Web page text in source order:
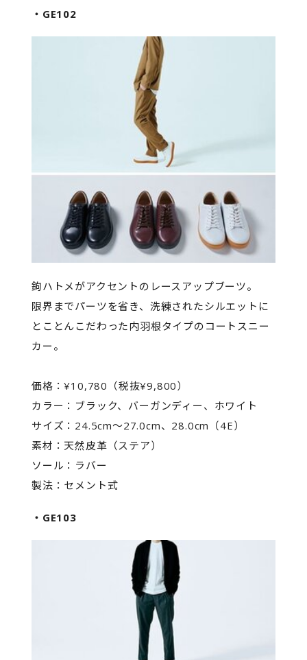
・GE102
鉤ハトメがアクセントのレースアップブーツ。
限界までパーツを省き、洗練されたシルエットに
とことんこだわった内羽根タイプのコートスニー
カー。
価格：¥10,780（税抜¥9,800）
カラー：ブラック、バーガンディー、ホワイト
サイズ：24.5cm～27.0cm、28.0cm（4E）
素材：天然皮革（ステア）
ソール：ラバー
製法：セメント式
・GE103